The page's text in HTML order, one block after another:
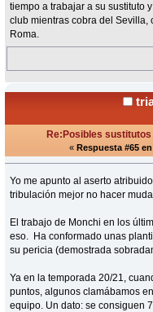
tiempo a trabajar a su sustituto
club mientras cobra del Sevilla,
Roma.
Re:Posibles
« Respuesta #65
Yo me apunto al aserto
tribulación mejor no hacer
El trabajo de Monchi en los
eso. Ha conformado unas
su pericia (demostrada
Ya en la temporada 20/21,
puntos, algunos clamábamos
equipo. Un dato: se consiguen